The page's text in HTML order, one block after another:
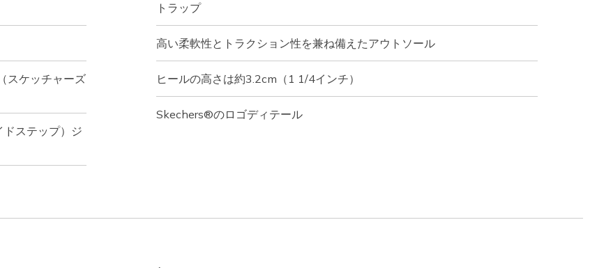
スケッチャーズ
ステップ）ジ
トラップ
高い柔軟性とトラクション性を兼ね備えたアウトソール
ヒールの高さは約3.2cm（1 1/4インチ）
Skechers®のロゴディテール